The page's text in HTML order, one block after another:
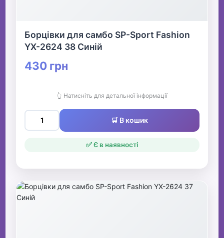
Борцівки для самбо SP-Sport Fashion
YX-2624 38 Синій
430 грн
👆 Натисніть для детальної інформації
🛒 В кошик
✅ Є в наявності